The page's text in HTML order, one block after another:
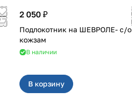
2 050 ₽
Подлокотник на ШЕВРОЛЕ- с/о
кожзам
В наличии
В корзину